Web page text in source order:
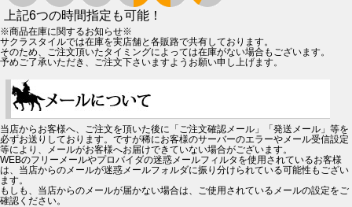
上記6つの時間指定も可能！
※商品在庫に関するお知らせ※
サクラスタイルでは在庫を実店舗と各販路で共有しております。
そのため、ご注文頂いたタイミングによっては在庫がない場合もございます。
予めご了承いただき、ご注文下さいますようお願い申し上げます。
当店からお客様へ、ご注文を頂いた後に「ご注文確認メール」「発送メール」等を
必ずお送りしております。ですが稀にお客様のサーバーのエラーやメール受信設定
等により、メールがお客様へお届けできていない場合がございます。
WEBのフリーメールやプロバイダの迷惑メールフィルタを使用されているお客様
は、当店からのメールが迷惑メールフォルダに振り分けられている可能性もござい
ます。
もしも、当店からのメールが届かない場合は、ご使用されているメールの設定をご
確認ください。